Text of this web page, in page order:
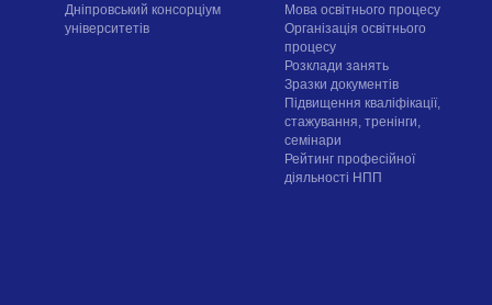
Дніпровський консорціум
університетів
Мова освітнього процесу
Організація освітнього
процесу
Розклади занять
Зразки документів
Підвищення кваліфікації,
стажування, тренінги,
семінари
Рейтинг професійної
діяльності НПП